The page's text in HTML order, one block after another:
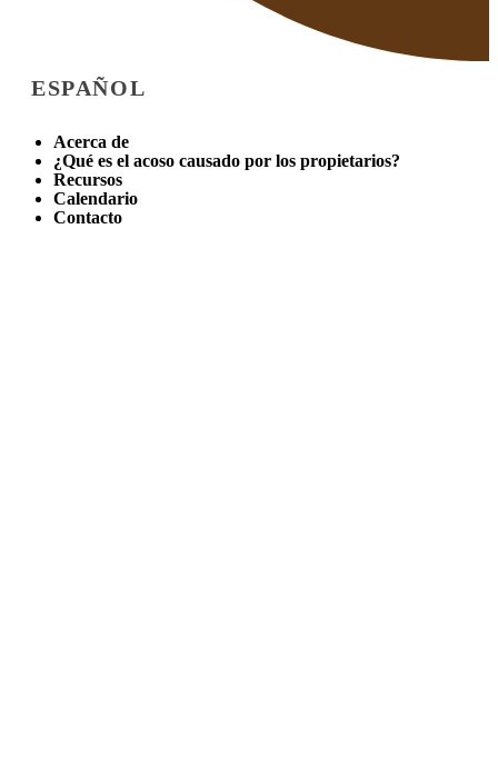
ESPAÑOL
Acerca de
¿Qué es el acoso causado por los propietarios?
Recursos
Calendario
Contacto